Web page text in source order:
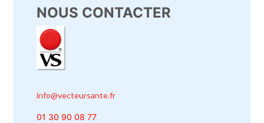
NOUS CONTACTER
info@vecteursante.fr
01 30 90 08 77